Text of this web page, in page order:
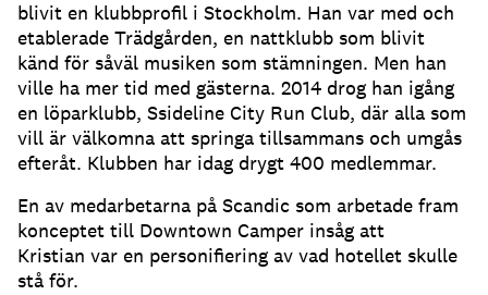
blivit en klubbprofil i Stockholm. Han var med och
etablerade Trädgården, en nattklubb som blivit
känd för såväl musiken som stämningen. Men han
ville ha mer tid med gästerna. 2014 drog han igång
en löparklubb, Ssideline City Run Club, där alla som
vill är välkomna att springa tillsammans och umgås
efteråt. Klubben har idag drygt 400 medlemmar.
En av medarbetarna på Scandic som arbetade fram
konceptet till Downtown Camper insåg att
Kristian var en personifiering av vad hotellet skulle
stå för.